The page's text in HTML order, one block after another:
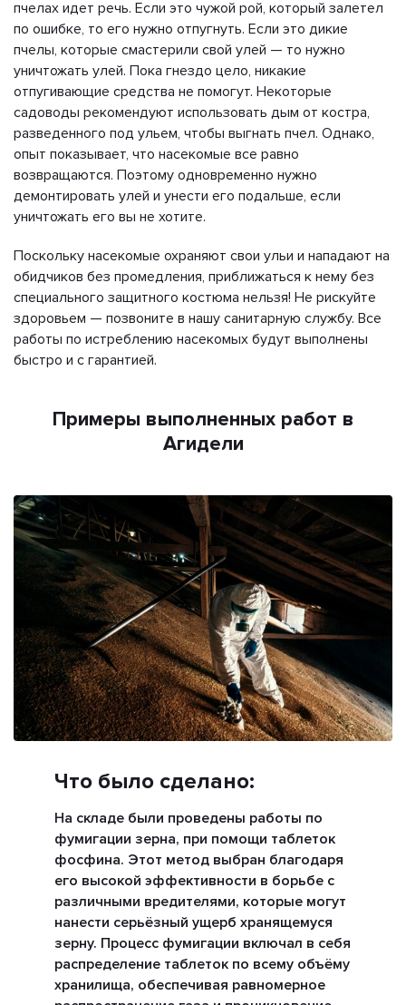
пчелах идет речь. Если это чужой рой, который залетел
по ошибке, то его нужно отпугнуть. Если это дикие
пчелы, которые смастерили свой улей — то нужно
уничтожать улей. Пока гнездо цело, никакие
отпугивающие средства не помогут. Некоторые
садоводы рекомендуют использовать дым от костра,
разведенного под ульем, чтобы выгнать пчел. Однако,
опыт показывает, что насекомые все равно
возвращаются. Поэтому одновременно нужно
демонтировать улей и унести его подальше, если
уничтожать его вы не хотите.
Поскольку насекомые охраняют свои ульи и нападают на
обидчиков без промедления, приближаться к нему без
специального защитного костюма нельзя! Не рискуйте
здоровьем — позвоните в нашу санитарную службу. Все
работы по истреблению насекомых будут выполнены
быстро и с гарантией.
Примеры выполненных работ в
Агидели
Что было сделано:
На складе были проведены работы по
фумигации зерна, при помощи таблеток
фосфина. Этот метод выбран благодаря
его высокой эффективности в борьбе с
различными вредителями, которые могут
нанести серьёзный ущерб хранящемуся
зерну. Процесс фумигации включал в себя
распределение таблеток по всему объёму
хранилища, обеспечивая равномерное